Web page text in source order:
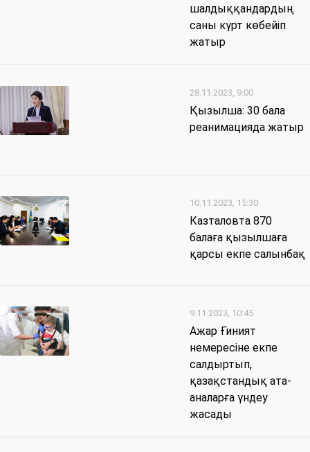
шалдыққандардың
саны күрт көбейіп
жатыр
28.11.2023, 9:00
Қызылша: 30 бала
реанимацияда жатыр
10.11.2023, 15:30
Казталовта 870
балаға қызылшаға
қарсы екпе салынбақ
9.11.2023, 10:45
Ажар Ғиният
немересіне екпе
салдыртып,
қазақстандық ата-
аналарға үндеу
жасады